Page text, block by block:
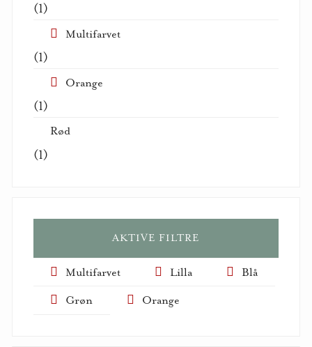
(1)
Multifarvet
(1)
Orange
(1)
Rød
(1)
AKTIVE FILTRE
Multifarvet Lilla Blå
Grøn Orange